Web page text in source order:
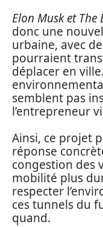
Elon Musk et
donc une
urbaine, avec
pourraient
déplacer en
semblent pas
l’entrepreneur
Ainsi, ce projet
réponse
congestion des
mobilité plus
respecter
ces tunnels du
quand.